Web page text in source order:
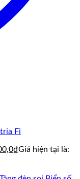
Fi
₫Giá hiện tại là: